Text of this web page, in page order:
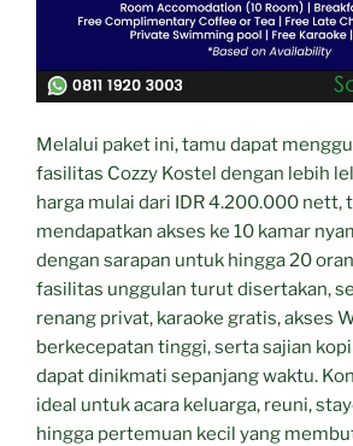
Melalui paket ini, tamu dapat
fasilitas Cozzy Kostel dengan lebih
harga mulai dari IDR 4.200.000 nett,
mendapatkan akses ke 10 kamar
dengan sarapan untuk hingga 20
fasilitas unggulan turut disertakan,
renang privat, karaoke gratis, akses
berkecepatan tinggi, serta sajian
dapat dinikmati sepanjang waktu.
ideal untuk acara keluarga, reuni,
hingga pertemuan kecil yang